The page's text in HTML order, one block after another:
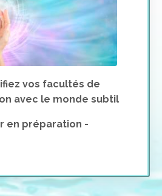
vos facultés de
avec le monde subtil
en préparation -